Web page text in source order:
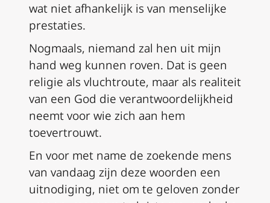
wat niet afhankelijk is van menselijke
prestaties.
Nogmaals, niemand zal hen uit mijn
hand weg kunnen roven. Dat is geen
religie als vluchtroute, maar als realiteit
van een God die verantwoordelijkheid
neemt voor wie zich aan hem
toevertrouwt.
En voor met name de zoekende mens
van vandaag zijn deze woorden een
uitnodiging, niet om te geloven zonder